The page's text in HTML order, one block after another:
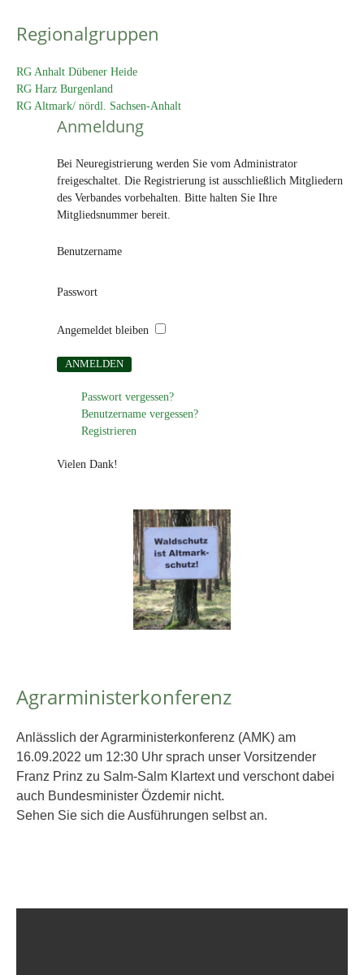
Regionalgruppen
RG Anhalt Dübener Heide
RG Harz Burgenland
RG Altmark/ nördl. Sachsen-Anhalt
Anmeldung
Bei Neuregistrierung werden Sie vom Administrator
freigeschaltet. Die Registrierung ist ausschließlich Mitgliedern
des Verbandes vorbehalten. Bitte halten Sie Ihre
Mitgliedsnummer bereit.
Benutzername
Passwort
Angemeldet bleiben
Passwort vergessen?
Benutzername vergessen?
Registrieren
Vielen Dank!
Agrarministerkonferenz
Anlässlich der Agrarministerkonferenz (AMK) am
16.09.2022 um 12:30 Uhr sprach unser Vorsitzender
Franz Prinz zu Salm-Salm Klartext und verschont dabei
auch Bundesminister Özdemir nicht.
Sehen Sie sich die Ausführungen selbst an.